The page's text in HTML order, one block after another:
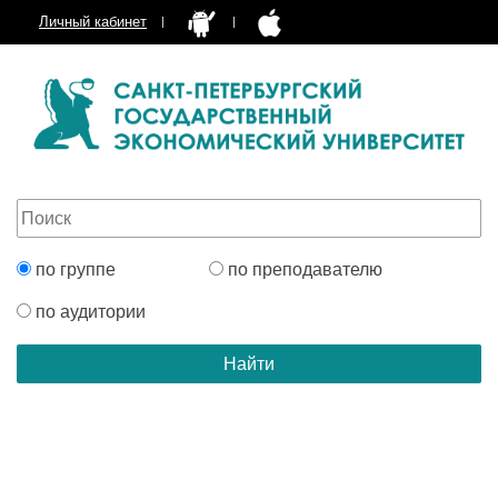
Личный кабинет
по группе по преподавателю
по аудитории